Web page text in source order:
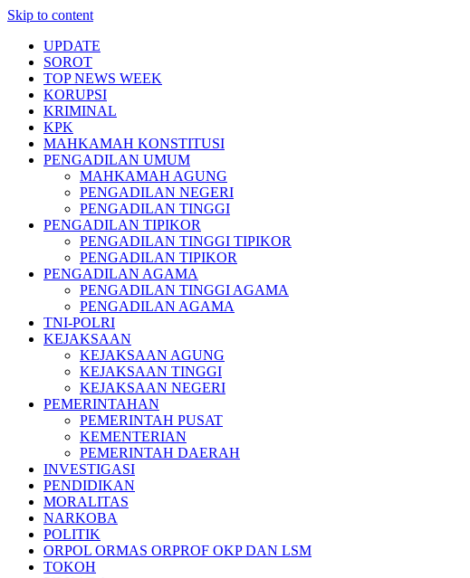
Skip to content
UPDATE
SOROT
TOP NEWS WEEK
KORUPSI
KRIMINAL
KPK
MAHKAMAH KONSTITUSI
PENGADILAN UMUM
MAHKAMAH AGUNG
PENGADILAN NEGERI
PENGADILAN TINGGI
PENGADILAN TIPIKOR
PENGADILAN TINGGI TIPIKOR
PENGADILAN TIPIKOR
PENGADILAN AGAMA
PENGADILAN TINGGI AGAMA
PENGADILAN AGAMA
TNI-POLRI
KEJAKSAAN
KEJAKSAAN AGUNG
KEJAKSAAN TINGGI
KEJAKSAAN NEGERI
PEMERINTAHAN
PEMERINTAH PUSAT
KEMENTERIAN
PEMERINTAH DAERAH
INVESTIGASI
PENDIDIKAN
MORALITAS
NARKOBA
POLITIK
ORPOL ORMAS ORPROF OKP DAN LSM
TOKOH